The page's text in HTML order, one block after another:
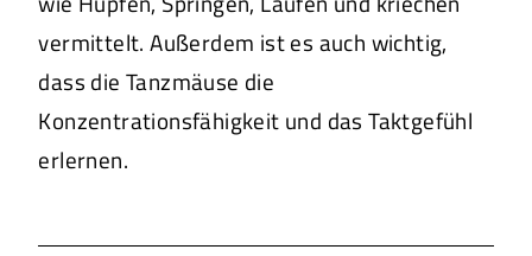
vermittelt. Außerdem ist es auch wichtig,
dass die Tanzmäuse die
Konzentrationsfähigkeit und das Taktgefühl
erlernen.